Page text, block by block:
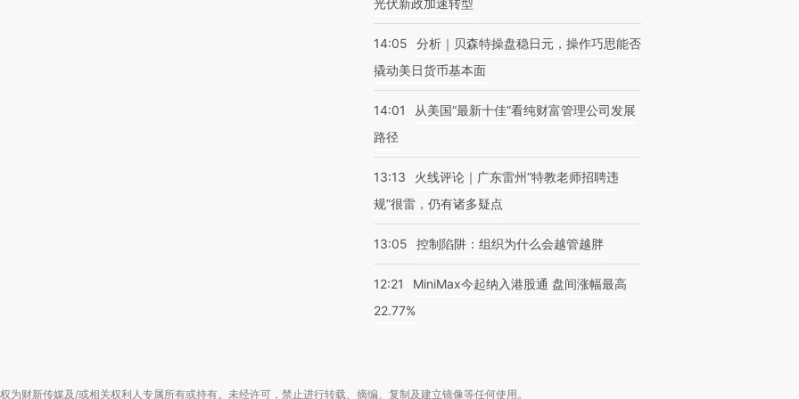
光伏新政加速转型
14:05
分析｜贝森特操盘稳日元，操作巧思能否
撬动美日货币基本面
14:01
从美国“最新十佳”看纯财富管理公司发展
路径
13:13
火线评论｜广东雷州“特教老师招聘违
规”很雷，仍有诸多疑点
13:05 控制陷阱：组织为什么会越管越胖
12:21
MiniMax今起纳入港股通 盘间涨幅最高
22.77%
为财新传媒及/或相关权利人专属所有或持有。未经许可，禁止进行转载、摘编、复制及建立镜像等任何使用。